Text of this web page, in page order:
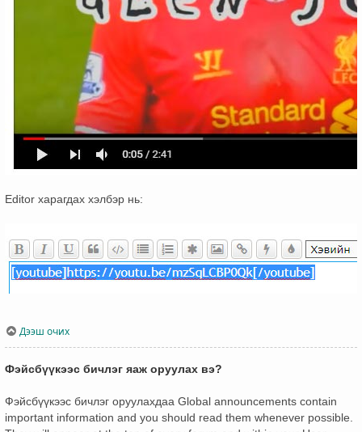
Editor харагдах хэлбэр нь:
Дээш очих
Фэйсбүүкээс бичлэг яаж оруулах вэ?
Фэйсбүүкээс бичлэг оруулахдаа Global announcements contain
important information and you should read them whenever possible.